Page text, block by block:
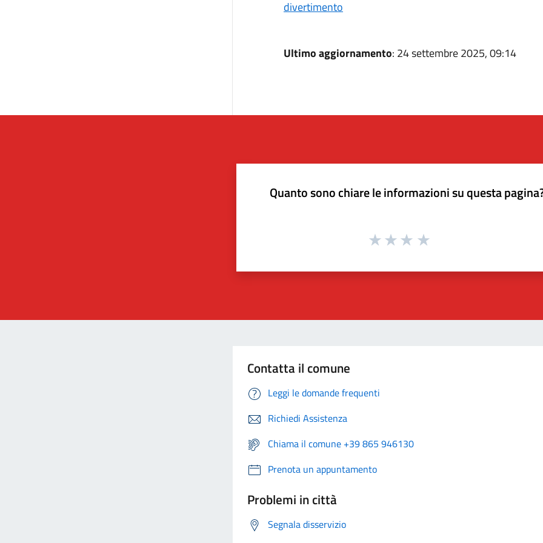
divertimento
Ultimo aggiornamento: 24 settembre 2025, 09:14
Quanto sono chiare le informazioni su questa
Contatta il comune
Leggi le domande frequenti
Richiedi Assistenza
Chiama il comune +39 865 946130
Prenota un appuntamento
Problemi in città
Segnala disservizio